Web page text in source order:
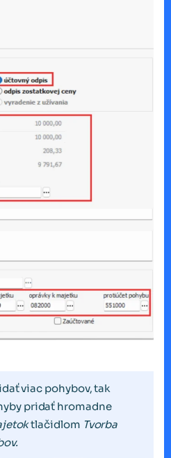
viac pohybov, tak
pridať hromadne
tlačidlom Tvorba